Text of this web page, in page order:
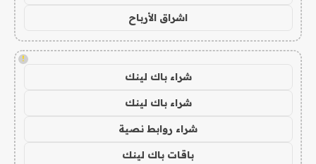
اشراق الأرباح
!
شراء باك لينك
شراء باك لينك
شراء روابط نصية
باقات باك لينك